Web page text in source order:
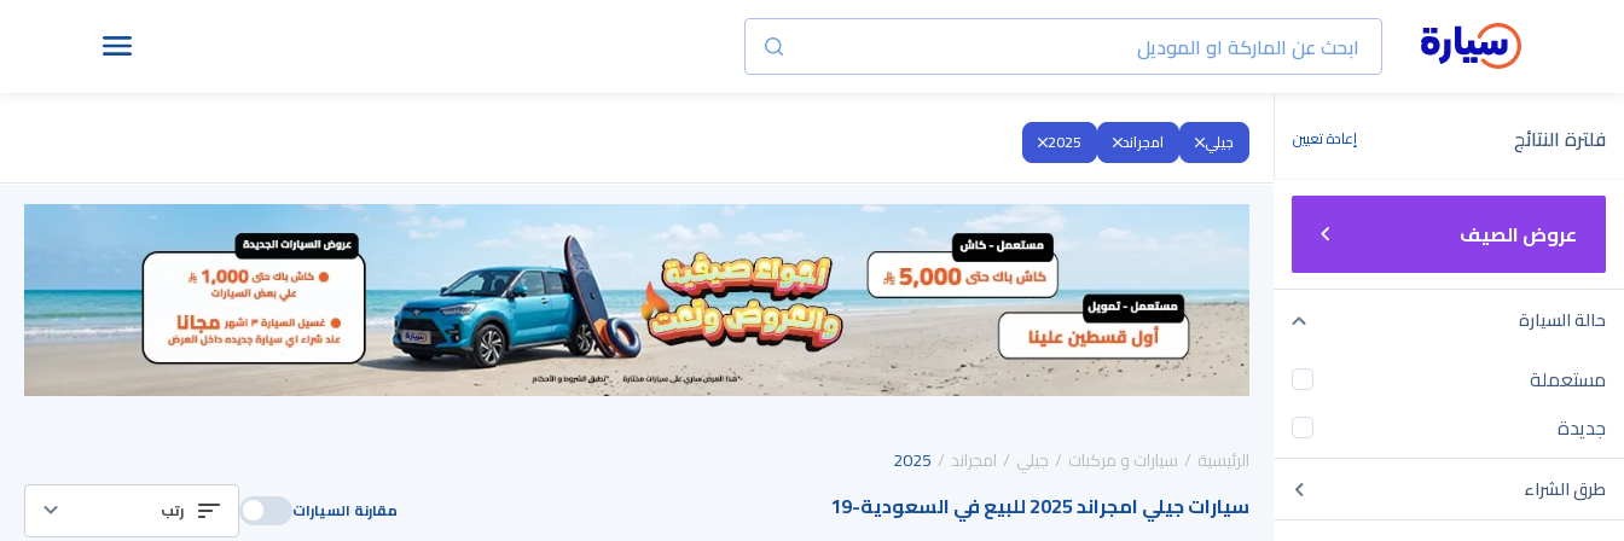
فلترة النتائج إعادة تعيين
عروض الصيف
حالة السيارة
مستعملة
جديدة
طرق الشراء
جيلي امجراند 2025
الرئيسية سيارات و مركبات جيلي امجراند 2025
سيارات جيلي امجراند 2025 للبيع في السعودية -
19 مقارنة السيارات رتب